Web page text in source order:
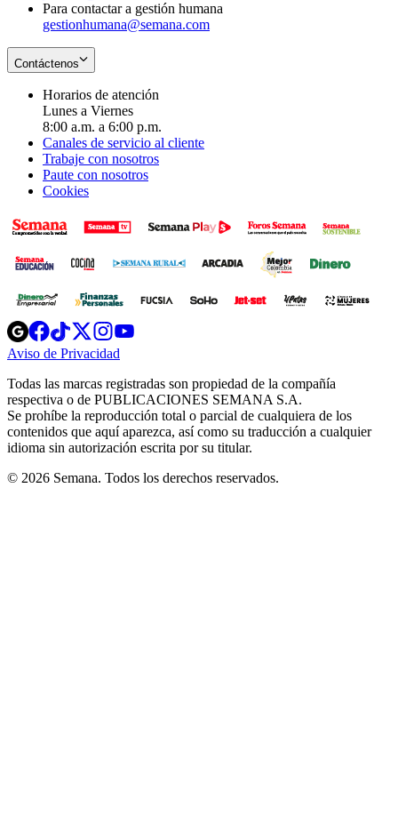
Para contactar a gestión humana
gestionhumana@semana.com
Contáctenos
Horarios de atención
Lunes a Viernes
8:00 a.m. a 6:00 p.m.
Canales de servicio al cliente
Trabaje con nosotros
Paute con nosotros
Cookies
Opens
in
new
Opens
in
new
Opens
in
new
window
Opens
new
windowwindow
Aviso de Privacidad
new
window
Todas las marcas registradas son propiedad de la compañía
respectiva o de PUBLICACIONES SEMANA S.A.
Se prohíbe la reproducción total o parcial de cualquiera de los
contenidos que aquí aparezca, así como su traducción a cualquier
idioma sin autorización escrita por su titular.
© 2026 Semana. Todos los derechos reservados.